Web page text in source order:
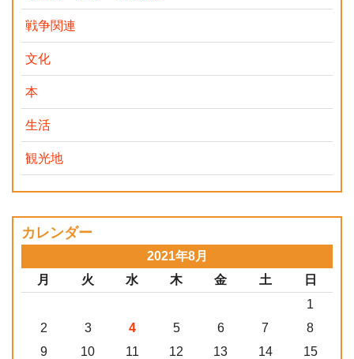
戦争関連
文化
本
生活
観光地
カレンダー
2021年8月
月
火 水 木 金 土 日
1
2
3 4 5 6 7
8
9
10 11 12 13 14
15